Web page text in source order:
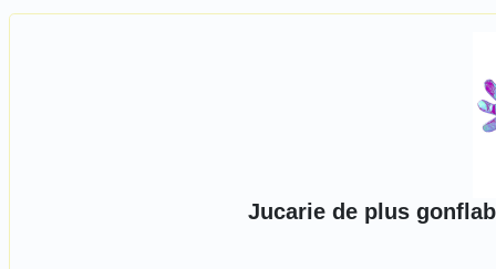
Jucarie de plus